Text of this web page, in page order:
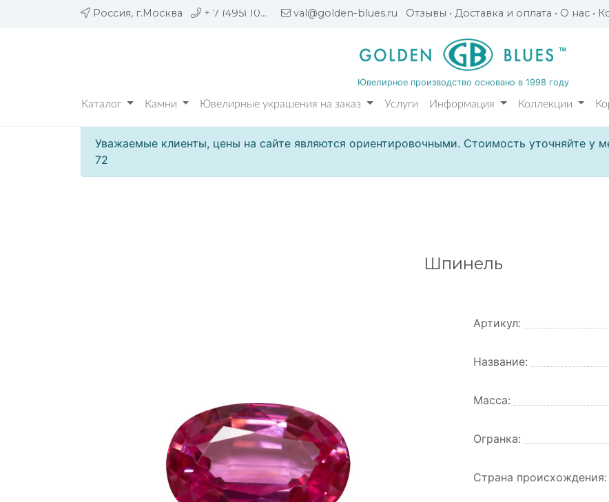
Россия, г.Москва + 7 (495) 109 05 72 val@golden-blues.ru Отзывы • Доставка и оплата • О нас •
Ювелирное производство основано в 1998 году
Каталог Камни Ювелирные украшения на заказ Услуги Информация Коллекции
Уважаемые клиенты, цены на сайте являются ориентировочными. Стоимость уточняйте у
72
Шпинель
Артикул:
Название:
Масса:
Огранка:
Страна происхождения: